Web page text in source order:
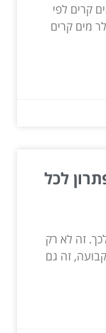
קרים לפי
מים קרים
לכל
זה לא רק
זה גם